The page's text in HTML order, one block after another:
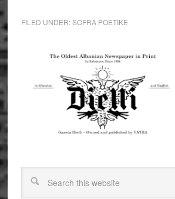
FILED UNDER:SOFRA POETIKE